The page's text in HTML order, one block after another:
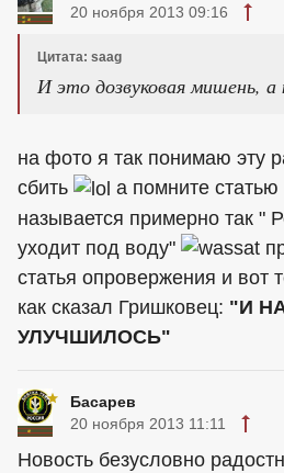
20 ноября 2013 09:16
Цитата: saag
И это дозвуковая мишень,
на фото я так понимаю эту
сбить
а помните
называется примерно так "
уходит под воду"
статья опровержения и вот
как сказал Гришковец: "И
УЛУЧШИЛОСЬ"
Басарев
20 ноября 2013 11:11
Новость безусловно